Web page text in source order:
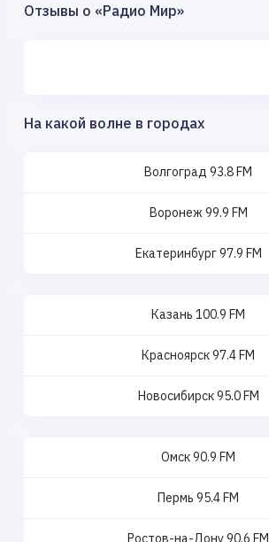
Отзывы о «Радио Мир»
На какой волне в городах
Волгоград 93.8 FM
Воронеж 99.9 FM
Екатеринбург 97.9 FM
Казань 100.9 FM
Красноярск 97.4 FM
Новосибирск 95.0 FM
Омск 90.9 FM
Пермь 95.4 FM
Ростов-на-Дону 90.6 FM